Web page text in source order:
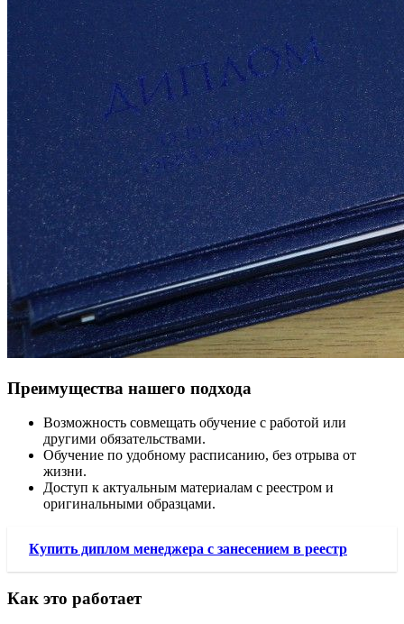
Преимущества нашего подхода
Возможность совмещать обучение с работой или
другими обязательствами.
Обучение по удобному расписанию, без отрыва от
жизни.
Доступ к актуальным материалам с реестром и
оригинальными образцами.
Купить диплом менеджера с занесением в реестр
Как это работает